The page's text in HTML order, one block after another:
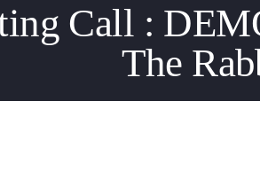
Call :
The